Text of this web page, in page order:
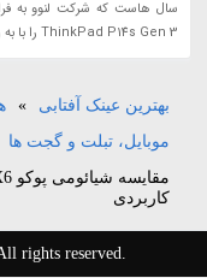
ThinkPad P14s Gen 3 را با به روزرسانی های تازه و استحکام مثال زدنی عرضه می نماید.
بهترین عینک آفتابی »
موبایل، تبلت و گجت ها
کاربردی
rights reserved.